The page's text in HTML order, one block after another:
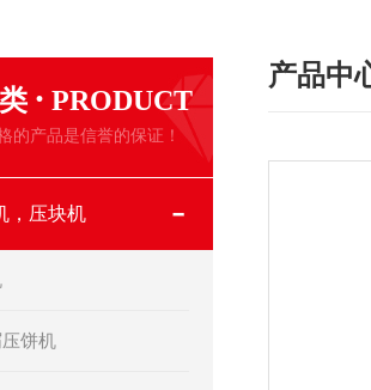
· PRODUCT
的产品是信誉的保证！
，压块机
饼机
产品中